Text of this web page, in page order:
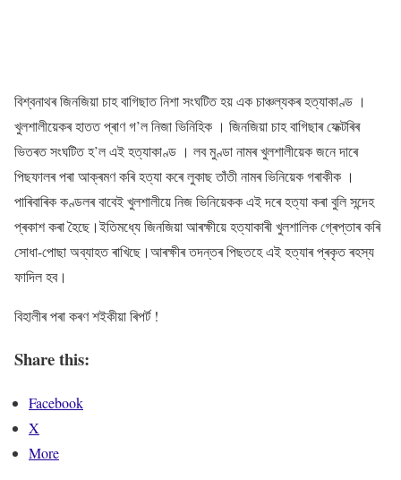
বিশ্বনাথৰ জিনজিয়া চাহ বাগিছাত নিশা সংঘটিত হয় এক চাঞ্চল্যকৰ হত্যাকাণ্ড ।
খুলশালীয়েকৰ হাতত প্ৰাণ গ’ল নিজা ভিনিহিক । জিনজিয়া চাহ বাগিছাৰ ফেক্টৰিৰ
ভিতৰত সংঘটিত হ’ল এই হত্যাকাণ্ড । লব মুণ্ডা নামৰ খুলশালীয়েক জনে দাৰে
পিছফালৰ পৰা আক্ৰমণ কৰি হত্যা কৰে লুকাছ তাঁতী নামৰ ভিনিয়েক গৰাকীক ।
পাৰিবাৰিক কণ্ডলৰ বাবেই খুলশালীয়ে নিজ ভিনিয়েকক এই দৰে হত্যা কৰা বুলি সন্দেহ
প্ৰকাশ কৰা হৈছে।ইতিমধ্যে জিনজিয়া আৰক্ষীয়ে হত্যাকাৰী খুলশালিক গ্ৰেপ্তাৰ কৰি
সোধা-পোছা অব্যাহত ৰাখিছে।আৰক্ষীৰ তদন্তৰ পিছতহে এই হত্যাৰ প্ৰকৃত ৰহস্য
ফাদিল হব।
বিহালীৰ পৰা কৰণ শইকীয়া ৰিপৰ্ট !
Share this:
Facebook
X
More